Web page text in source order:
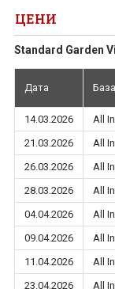
ЦЕНИ
Standard Garden
Дата База
14.03.2026 All
21.03.2026
All
26.03.2026
All
28.03.2026
All
04.04.2026
All
09.04.2026
All
11.04.2026
All
23.04.2026
All